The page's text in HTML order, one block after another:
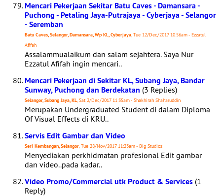
Mencari Pekerjaan Sekitar Batu Caves - Damansara -
Puchong - Petaling Jaya-Putrajaya - Cyberjaya - Selangor
- Seremban
Batu Caves, Selangor, Damansara, Wp KL, Cyberjaya, Tue 12/Dec/2017 10:56am - Ezzatul
Afifah
Assalammualaikum dan salam sejahtera. Saya Nur
Ezzatul Afifah ingin mencari..
Mencari Pekerjaan di Sekitar KL, Subang Jaya, Bandar
Sunway, Puchong dan Berdekatan (3 Replies)
Selangor, Subang Jaya, KL, Sat 2/Dec/2017 11:35am - Shakhirah Shaharuddin
Merupakan Undergraduated Student di dalam Diploma
Of Visual Effects di KRU..
Servis Edit Gambar dan Video
Seri Kembangan, Selangor, Tue 28/Nov/2017 11:23am - Big Studioz
Menyediakan perkhidmatan profesional Edit gambar
dan video..pada kadar..
Video Promo/Commercial utk Product & Services (1
Reply)